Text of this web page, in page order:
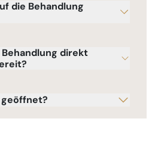
die Behandlung
direkt
geöffnet?